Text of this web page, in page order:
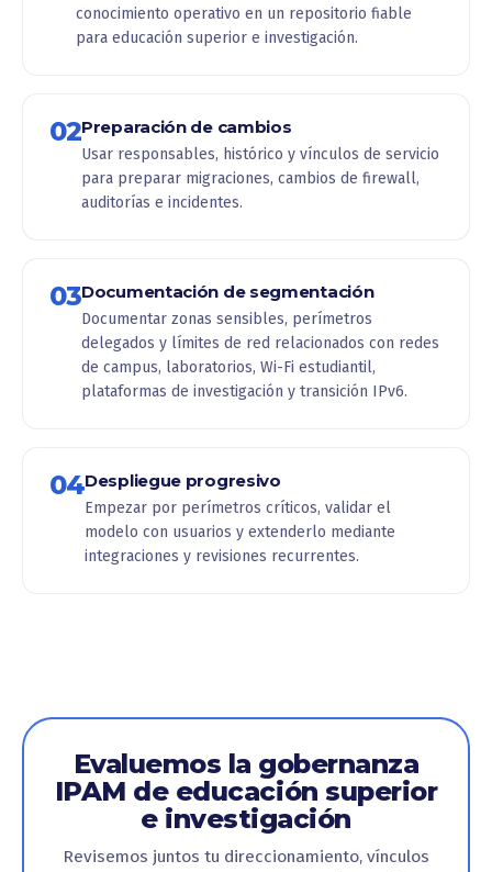
conocimiento operativo en un repositorio fiable
para educación superior e investigación.
02Preparación de cambios
Usar responsables, histórico y vínculos de servicio
para preparar migraciones, cambios de firewall,
auditorías e incidentes.
03Documentación de segmentación
Documentar zonas sensibles, perímetros
delegados y límites de red relacionados con redes
de campus, laboratorios, Wi-Fi estudiantil,
plataformas de investigación y transición IPv6.
04Despliegue progresivo
Empezar por perímetros críticos, validar el
modelo con usuarios y extenderlo mediante
integraciones y revisiones recurrentes.
Evaluemos la gobernanza
IPAM de educación superior
e investigación
Revisemos juntos tu direccionamiento, vínculos